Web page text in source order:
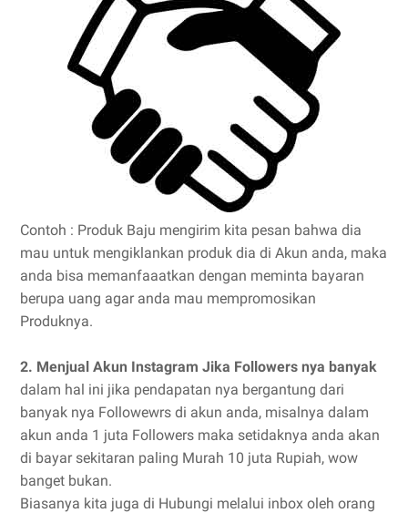
Contoh : Produk Baju mengirim kita pesan bahwa dia
mau untuk mengiklankan produk dia di Akun anda, maka
anda bisa memanfaaatkan dengan meminta bayaran
berupa uang agar anda mau mempromosikan
Produknya.
2. Menjual Akun Instagram Jika Followers nya banyak
dalam hal ini jika pendapatan nya bergantung dari
banyak nya Followewrs di akun anda, misalnya dalam
akun anda 1 juta Followers maka setidaknya anda akan
di bayar sekitaran paling Murah 10 juta Rupiah, wow
banget bukan.
Biasanya kita juga di Hubungi melalui inbox oleh orang